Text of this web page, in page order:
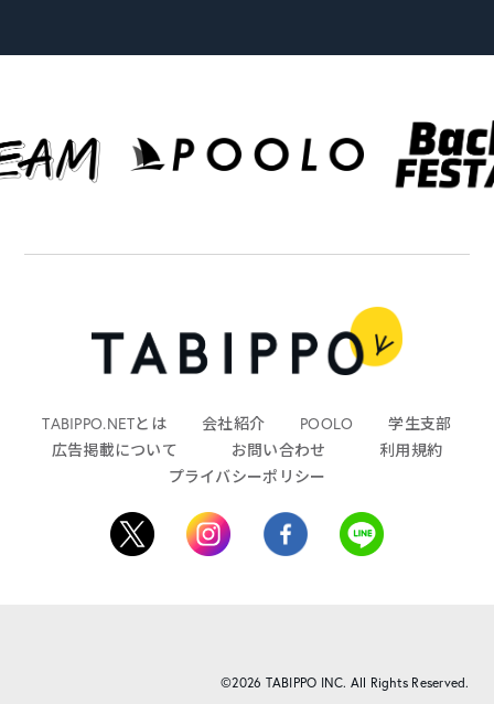
TABIPPO.NETとは 会社紹介 POOLO
学生支部
広告掲載について
お問い合わせ
利用規約
プライバシーポリシー
©2026 TABIPPO INC. All Rights Reserved.